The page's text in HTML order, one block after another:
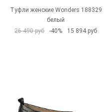
Туфли женские Wonders 188329
белый
26 490 руб
-40% 15 894 руб